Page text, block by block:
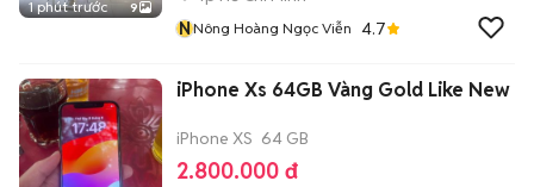
1 phút trước 9
NNông Hoàng Ngọc Viễn 4.7
iPhone Xs 64GB Vàng Gold Like New
iPhone XS 64 GB
2.800.000 đ